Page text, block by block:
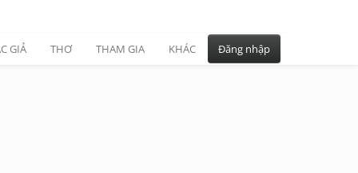
GIẢ THƠ THAM GIA KHÁC Đăng nhập